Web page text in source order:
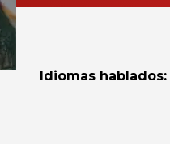
Idiomas hablados: